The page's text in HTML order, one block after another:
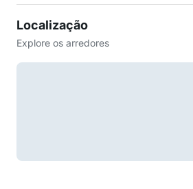
Localização
Explore os arredores